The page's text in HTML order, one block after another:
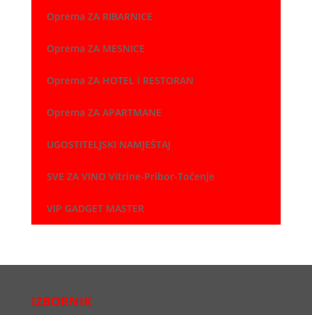
Oprema ZA RIBARNICE
Oprema ZA MESNICE
Oprema ZA HOTEL i RESTORAN
Oprema ZA APARTMANE
UGOSTITELJSKI NAMJEŠTAJ
SVE ZA VINO Vitrine-Pribor-Točenje
VIP GADGET MASTER
IZBORNIK